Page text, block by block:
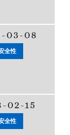
03-08
全性
02-15
全性